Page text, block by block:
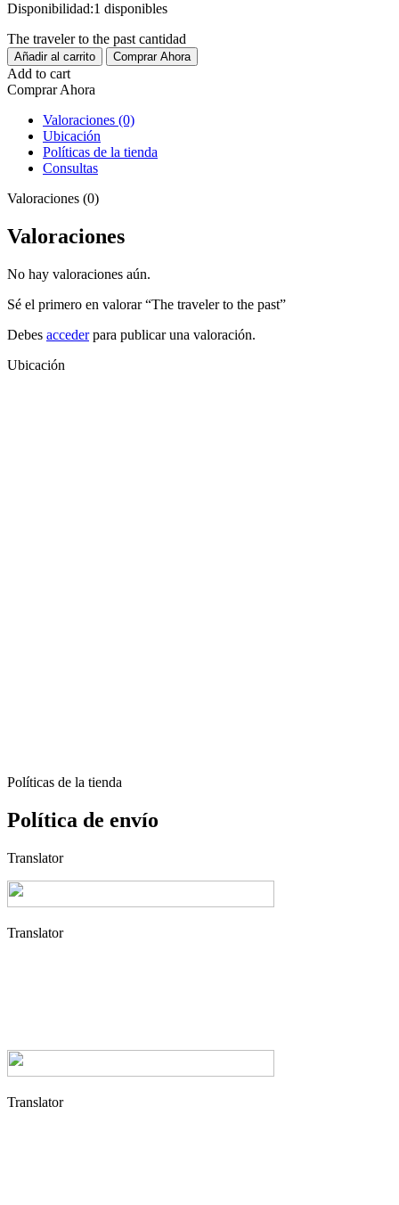
Disponibilidad:1 disponibles
The traveler to the past cantidad
Añadir al carrito Comprar Ahora
Add to cart
Comprar Ahora
Valoraciones (0)
Ubicación
Políticas de la tienda
Consultas
Valoraciones (0)
Valoraciones
No hay valoraciones aún.
Sé el primero en valorar “The traveler to the past”
Debes accederpara publicar una valoración.
Ubicación
Políticas de la tienda
Política de envío
Translator
Translator
Translator